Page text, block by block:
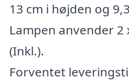
13 cm i højden og
Lampen anvender 2
(Inkl.).
Forventet